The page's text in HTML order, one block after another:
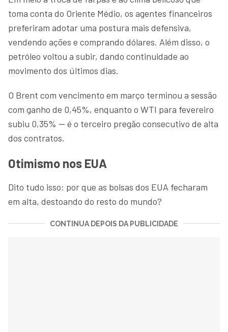
toma conta do Oriente Médio, os agentes financeiros
preferiram adotar uma postura mais defensiva,
vendendo ações e comprando dólares. Além disso, o
petróleo voltou a subir, dando continuidade ao
movimento dos últimos dias.
O Brent com vencimento em março terminou a sessão
com ganho de 0,45%, enquanto o WTI para fevereiro
subiu 0,35% — é o terceiro pregão consecutivo de alta
dos contratos.
Otimismo nos EUA
Dito tudo isso: por que as bolsas dos EUA fecharam
em alta, destoando do resto do mundo?
CONTINUA DEPOIS DA PUBLICIDADE